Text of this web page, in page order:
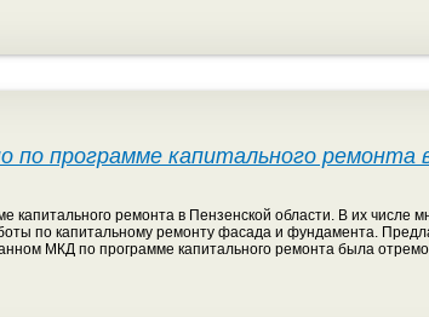
программе капитального ремонта
капитального ремонта в Пензенской области. В их числе
по капитальному ремонту фасада и фундамента.
МКД по программе капитального ремонта была